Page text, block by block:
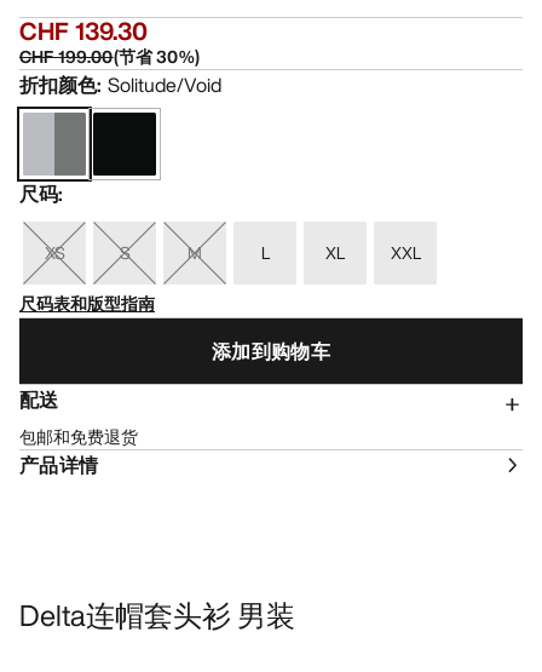
CHF 139.30
CHF 199.00(节省30%)
折扣颜色: Solitude/Void
尺码:
XS S M L XL
XXL
尺码表和版型指南
添加到购物车
配送
包邮和免费退货
产品详情
Delta连帽套头衫 男装